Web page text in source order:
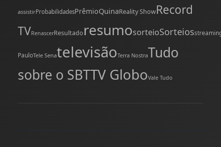
assistirProbabilidadesPrêmioQuinaReality ShowRecord
TVRenascerResultadoresumosorteioSorteios
PauloTele SenatelevisãoTerra NostraTudo
sobre o SBTTV GloboVale Tudo